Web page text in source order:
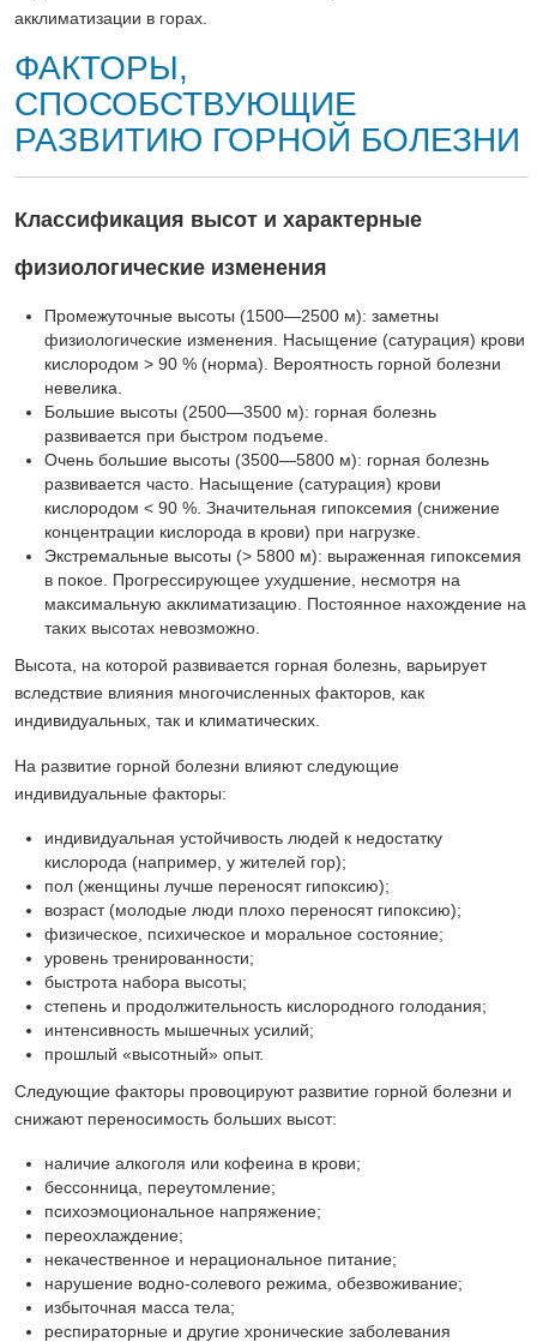
акклиматизации в горах.
ФАКТОРЫ,
СПОСОБСТВУЮЩИЕ
РАЗВИТИЮ ГОРНОЙ БОЛЕЗНИ
Классификация высот и характерные
физиологические изменения
Промежуточные высоты (1500—2500 м): заметны
физиологические изменения. Насыщение (сатурация) крови
кислородом > 90 % (норма). Вероятность горной болезни
невелика.
Большие высоты (2500—3500 м): горная болезнь
развивается при быстром подъеме.
Очень большие высоты (3500—5800 м): горная болезнь
развивается часто. Насыщение (сатурация) крови
кислородом < 90 %. Значительная гипоксемия (снижение
концентрации кислорода в крови) при нагрузке.
Экстремальные высоты (> 5800 м): выраженная гипоксемия
в покое. Прогрессирующее ухудшение, несмотря на
максимальную акклиматизацию. Постоянное нахождение на
таких высотах невозможно.
Высота, на которой развивается горная болезнь, варьирует
вследствие влияния многочисленных факторов, как
индивидуальных, так и климатических.
На развитие горной болезни влияют следующие
индивидуальные факторы:
индивидуальная устойчивость людей к недостатку
кислорода (например, у жителей гор);
пол (женщины лучше переносят гипоксию);
возраст (молодые люди плохо переносят гипоксию);
физическое, психическое и моральное состояние;
уровень тренированности;
быстрота набора высоты;
степень и продолжительность кислородного голодания;
интенсивность мышечных усилий;
прошлый «высотный» опыт.
Следующие факторы провоцируют развитие горной болезни и
снижают переносимость больших высот:
наличие алкоголя или кофеина в крови;
бессонница, переутомление;
психоэмоциональное напряжение;
переохлаждение;
некачественное и нерациональное питание;
нарушение водно-солевого режима, обезвоживание;
избыточная масса тела;
респираторные и другие хронические заболевания